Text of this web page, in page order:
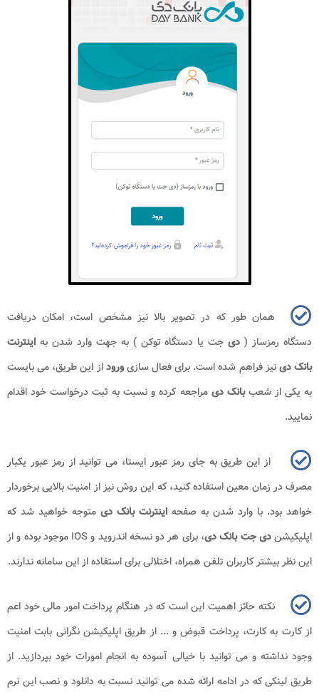
همان طور که در تصویر بالا نیز مشخص است، امکان دریافت
دستگاه رمزساز ( دی جت یا دستگاه توکن ) به جهت وارد شدن به اینترنت
بانک دینیز فراهم شده است. برای فعال سازیوروداز این طریق، می بایست
به یکی از شعببانک دی مراجعه کرده و نسبت به ثبت درخواست خود اقدام
نمایید.
از این طریق به جای رمز عبور ایستا، می توانید از رمز عبور یکبار
مصرف در زمان معین استفاده کنید، که این روش نیز از امنیت بالایی برخوردار
خواهد بود. با وارد شدن به صفحه‌ اینترنت بانک دی متوجه خواهید شد که
اپلیکیشندی جت بانک دی، برای هر دو نسخه اندروید وIOS موجود بوده و از
این نظر بیشتر کاربران تلفن همراه، اختلالی برای استفاده از این سامانه ندارند.
نکته حائز اهمیت این است که در هنگام پرداخت امور مالی خود اعم
از کارت به کارت، پرداخت قبوض و ... از طریق اپلیکیشن نگرانی بابت امنیت
وجود نداشته و می ‌توانید با خیالی آسوده به انجام امورات خود بپردازید. از
طریق لینکی که در ادامه ارائه شده می توانید نسبت به دانلود و نصب این نرم